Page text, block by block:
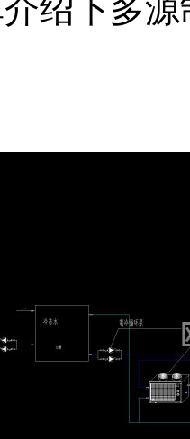
介绍下多